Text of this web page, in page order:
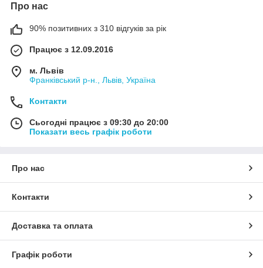
Про нас
90% позитивних з 310 відгуків за рік
Працює з 12.09.2016
м. Львів
Франківський р-н., Львів, Україна
Контакти
Сьогодні працює з 09:30 до 20:00
Показати весь графік роботи
Про нас
Контакти
Доставка та оплата
Графік роботи